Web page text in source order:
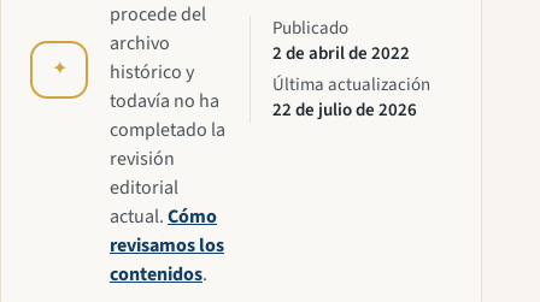
✦
procede del
archivo
histórico y
todavía no ha
completado la
revisión
editorial
actual.Cómo
revisamos los
contenidos.
Publicado
2 de abril de 2022
Última actualización
22 de julio de 2026